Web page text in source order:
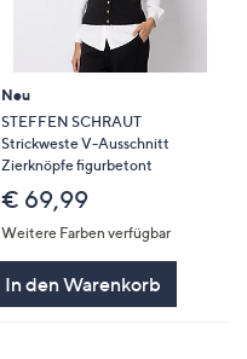
Neu
STEFFEN SCHRAUT
Strickweste V-Ausschnitt
Zierknöpfe figurbetont
€ 69,99
Weitere Farben verfügbar
In den Warenkorb